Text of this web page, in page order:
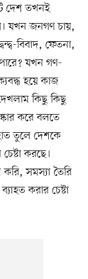
দেশ তখনই
যখন জনগণ চায়,
বিবাদ, ফেতনা,
যখন গণ-
হয়ে কাজ
কিছু কিছু
করে বলতে
তুলে দেশকে
করছে।
সমস্যা তৈরি
করার চেষ্টা